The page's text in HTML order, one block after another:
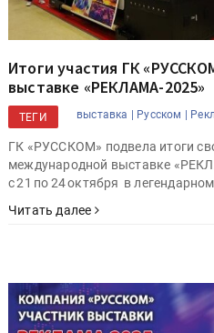
Итоги участия ГК
выставке «РЕКЛАМА-2025»
ТЕГИ выставка | Русском |
ГК «РУССКОМ» подвела итоги
международной выставке
с 21 по 24 октября в
Читать далее